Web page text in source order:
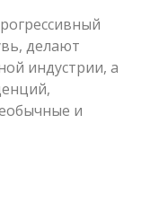
делают
индустрии, а
и